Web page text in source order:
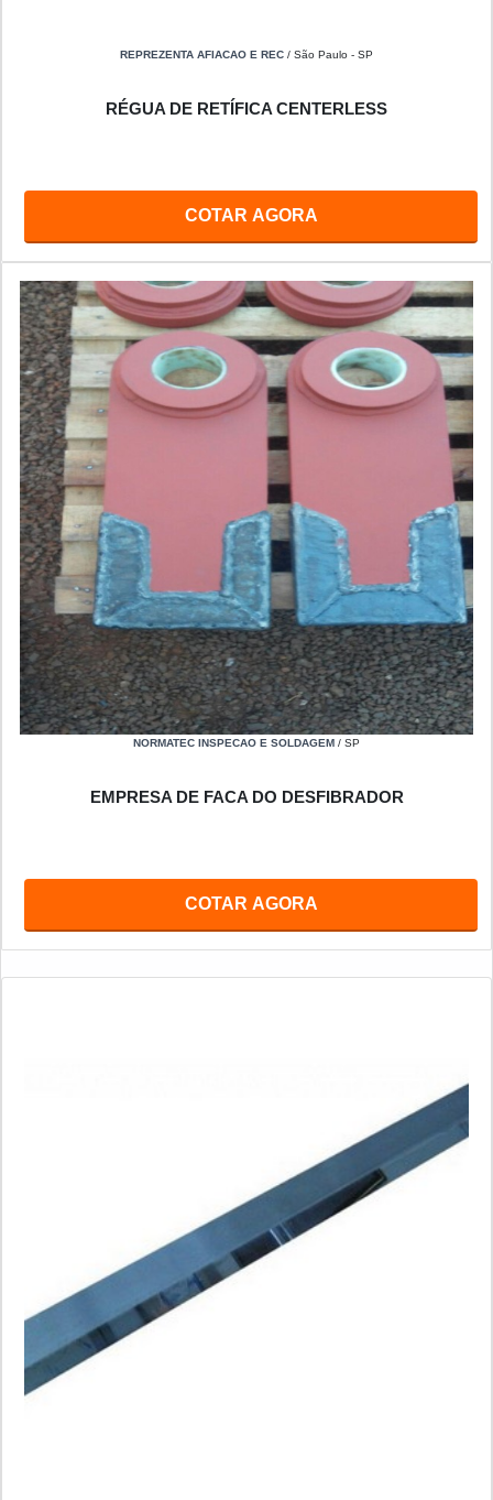
REPREZENTA AFIACAO E REC / São Paulo - SP
RÉGUA DE RETÍFICA CENTERLESS
COTAR AGORA
NORMATEC INSPECAO E SOLDAGEM / SP
EMPRESA DE FACA DO DESFIBRADOR
COTAR AGORA